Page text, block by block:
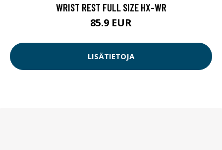
WRIST REST FULL SIZE HX-WR
85.9 EUR
LISÄTIETOJA